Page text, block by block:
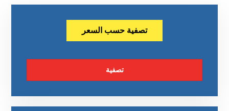
تصفية حسب السعر
تصفية